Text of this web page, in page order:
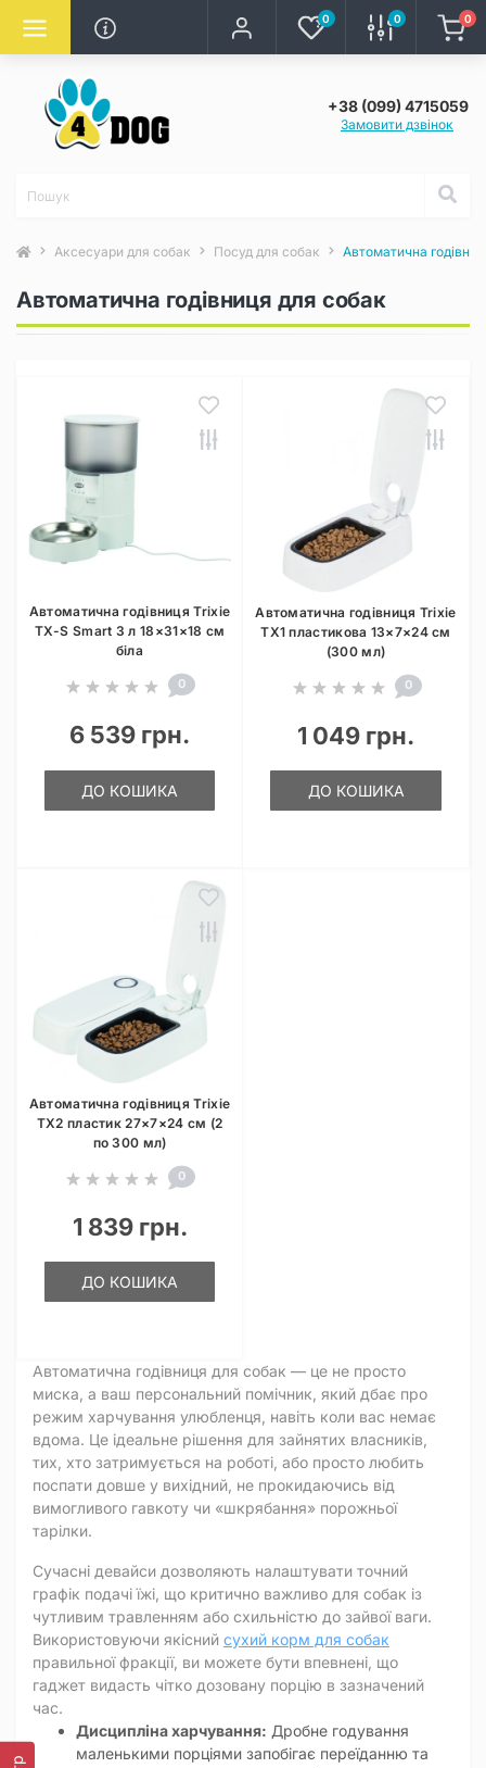
0 0 0
+38 (099) 4715059
Замовити дзвінок
Аксесуари для собак Посуд для собак Автоматична
Автоматична годівниця для собак
Автоматична годівниця Trixie
TX-S Smart 3 л 18×31×18 см
біла
0
6 539 грн.
ДО КОШИКА
Автоматична годівниця Trixie
TX1 пластикова 13×7×24 см
(300 мл)
0
1 049 грн.
ДО КОШИКА
Автоматична годівниця Trixie
TX2 пластик 27×7×24 см (2
по 300 мл)
0
1 839 грн.
ДО КОШИКА
Автоматична годівниця для собак — це не просто
миска, а ваш персональний помічник, який дбає про
режим харчування улюбленця, навіть коли вас немає
вдома. Це ідеальне рішення для зайнятих власників,
тих, хто затримується на роботі, або просто любить
поспати довше у вихідний, не прокидаючись від
вимогливого гавкоту чи «шкрябання» порожньої
тарілки.
Сучасні девайси дозволяють налаштувати точний
графік подачі їжі, що критично важливо для собак із
чутливим травленням або схильністю до зайвої ваги.
Використовуючи якісний сухий корм для собак
правильної фракції, ви можете бути впевнені, що
гаджет видасть чітко дозовану порцію в зазначений
час.
Дисципліна харчування: Дробне годування
маленькими порціями запобігає переїданню та